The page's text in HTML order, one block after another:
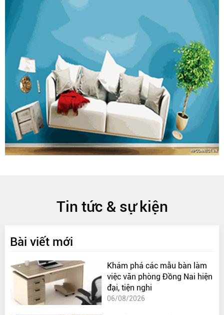
Tin tức & sự kiện
Bài viết mới
Khám phá các mẫu bàn làm
việc văn phòng Đồng Nai hiện
đại, tiện nghi
06/08/2026